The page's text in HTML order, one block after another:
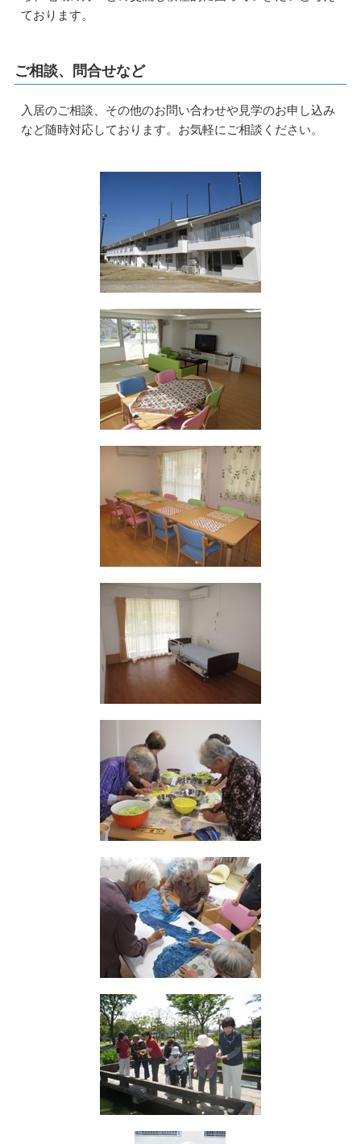
ております。
ご相談、問合せなど
入居のご相談、その他のお問い合わせや見学のお申し込み
など随時対応しております。お気軽にご相談ください。